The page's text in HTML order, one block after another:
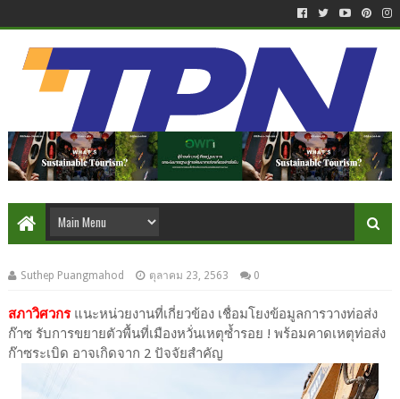
Suthep Puangmahod ตุลาคม 23, 2563 0
สภาวิศวกรแนะหน่วยงานที่เกี่ยวข้อง เชื่อมโยงข้อมูลการวางท่อส่ง
ก๊าซ รับการขยายตัวพื้นที่เมืองหวั่นเหตุซ้ำรอย ! พร้อมคาดเหตุท่อส่ง
ก๊าซระเบิด อาจเกิดจาก 2 ปัจจัยสำคัญ